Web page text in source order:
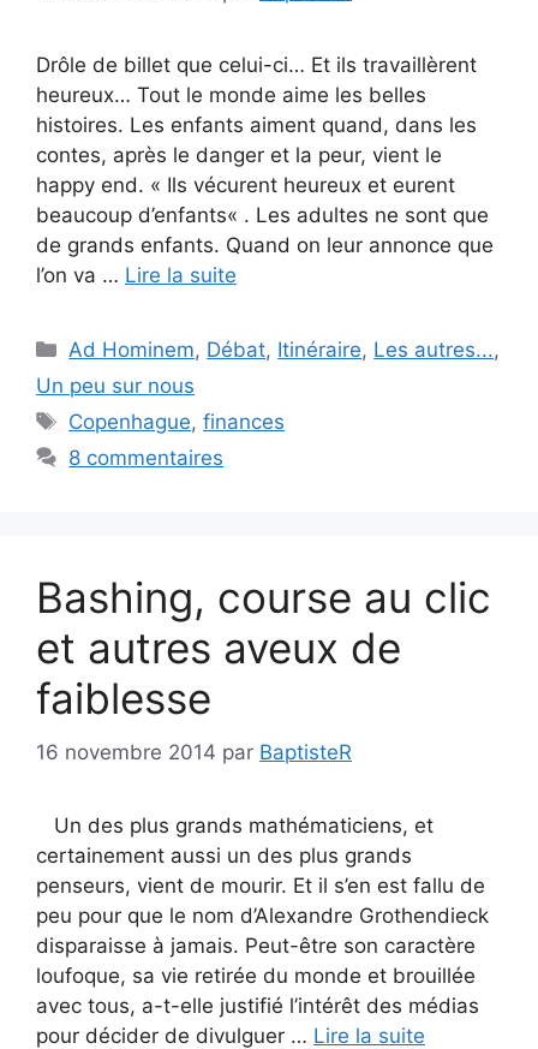
Drôle de billet que celui-ci… Et ils travaillèrent
heureux… Tout le monde aime les belles
histoires. Les enfants aiment quand, dans les
contes, après le danger et la peur, vient le
happy end. « Ils vécurent heureux et eurent
beaucoup d’enfants« . Les adultes ne sont que
de grands enfants. Quand on leur annonce que
l’on va … Lire la suite
Catégories
Ad Hominem, Débat, Itinéraire, Les autres...,
Un peu sur nous
Étiquettes
Copenhague,finances
8 commentaires
Bashing, course au clic
et autres aveux de
faiblesse
16 novembre 2014 par BaptisteR
Un des plus grands mathématiciens, et
certainement aussi un des plus grands
penseurs, vient de mourir. Et il s’en est fallu de
peu pour que le nom d’Alexandre Grothendieck
disparaisse à jamais. Peut-être son caractère
loufoque, sa vie retirée du monde et brouillée
avec tous, a-t-elle justifié l’intérêt des médias
pour décider de divulguer … Lire la suite